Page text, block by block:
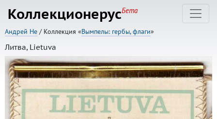
КоллекционерусБета
Андрей Не / Коллекция «Вымпелы: гербы, флаги»
Литва, Lietuva